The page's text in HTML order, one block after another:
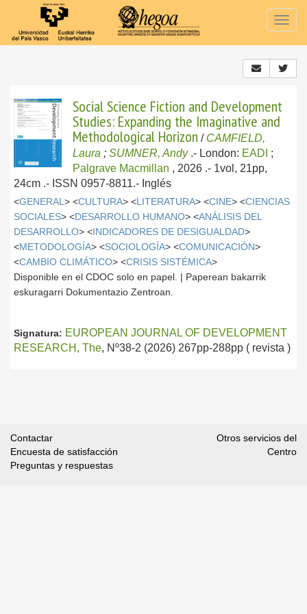
Social Science Fiction and Development
Studies: Expanding the Imaginative and
Methodological Horizon / CAMFIELD,
Laura ; SUMNER, Andy .- London: EADI ;
Palgrave Macmillan , 2026 .- 1vol, 21pp,
24cm .- ISSN 0957-8811.- Inglés
<GENERAL > <CULTURA> <LITERATURA> <CINE> <CIENCIAS
SOCIALES> <DESARROLLO HUMANO> <ANÁLISIS DEL
DESARROLLO> <INDICADORES DE DESIGUALDAD>
<METODOLOGÍA> <SOCIOLOGÍA> <COMUNICACIÓN>
<CAMBIO CLIMÁTICO> <CRISIS SISTÉMICA>
Disponible en el CDOC solo en papel. | Paperean bakarrik
eskuragarri Dokumentazio Zentroan.
Signatura: EUROPEAN JOURNAL OF DEVELOPMENT
RESEARCH, The, Nº38-2 (2026) 267pp-288pp ( revista )
Contactar
Encuesta de satisfacción
Preguntas y respuestas
Otros servicios del
Centro